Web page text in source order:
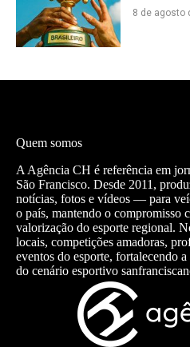
8 de agosto
Quem somos
A Agência CH é referência em
São Francisco. Desde 2011,
notícias, fotos e vídeos — para
o país, mantendo o compromisso
valorização do esporte regional.
locais, competições amadoras,
eventos do esporte, fortalecendo
do cenário esportivo